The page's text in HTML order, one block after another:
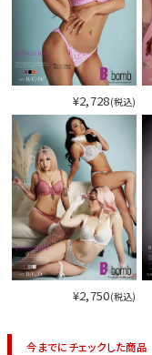
¥2,728(税込)
¥2,750(税込)
今までにチェックした商品